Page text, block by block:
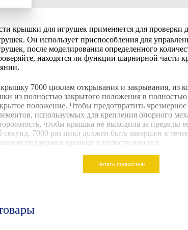
крышки для игрушек применяется для проверки
Он использует приспособления для
после моделирования определенного
находятся ли функции шарнирной части
7000 циклам открывания и закрывания, из
из полностью закрытого положения в полностью
положение. Чтобы предотвратить
используемых для крепления опорного
чтобы крышка не выходила за пределы
секунд, 7000 раз цикл должен быть завершен в
поддержки крышки в целости или нет.
Читать полностью